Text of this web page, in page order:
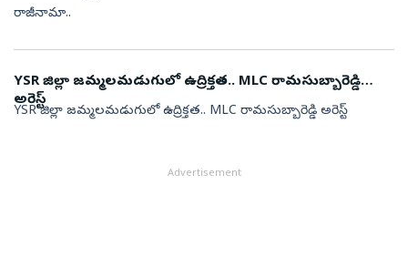
రాజీనామా..
YSR జిల్లా జమ్మలమడుగులో ఉద్రిక్తత.. MLC రామసుబ్బారెడ్డి
అరెస్ట్
YSR జిల్లా జమ్మలమడుగులో ఉద్రిక్తత.. MLC రామసుబ్బారెడ్డి అరెస్ట్
Advertisement